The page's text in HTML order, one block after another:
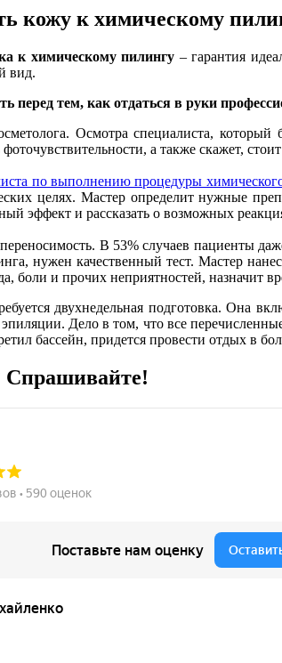
кожу к химическому
к химическому пилингу – гарантия
вид.
перед тем, как отдаться в руки
Осмотра специалиста,
фоточувствительности, а также скажет,
по выполнению процедуры
целях. Мастер определит нужные
эффект и рассказать о возможных
В 53% случаев пациенты
нужен качественный тест. Мастер
боли и прочих неприятностей, назначит
двухнедельная подготовка. Она
Дело в том, что все
бассейн, придется провести отдых в
Спрашивайте!